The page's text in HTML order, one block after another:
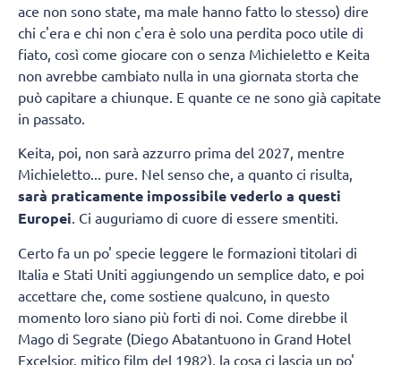
ace non sono state, ma male hanno fatto lo stesso) dire
chi c'era e chi non c'era è solo una perdita poco utile di
fiato, così come giocare con o senza Michieletto e Keita
non avrebbe cambiato nulla in una giornata storta che
può capitare a chiunque. E quante ce ne sono già capitate
in passato.
Keita, poi, non sarà azzurro prima del 2027, mentre
Michieletto... pure. Nel senso che, a quanto ci risulta,
sarà praticamente impossibile vederlo a questi
Europei. Ci auguriamo di cuore di essere smentiti.
Certo fa un po' specie leggere le formazioni titolari di
Italia e Stati Uniti aggiungendo un semplice dato, e poi
accettare che, come sostiene qualcuno, in questo
momento loro siano più forti di noi. Come direbbe il
Mago di Segrate (Diego Abatantuono in Grand Hotel
Excelsior, mitico film del 1982), la cosa ci lascia un po'